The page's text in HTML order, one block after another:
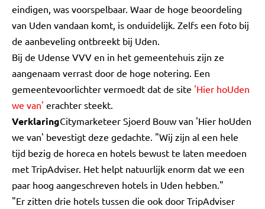
eindigen, was voorspelbaar. Waar de hoge beoordeling
van Uden vandaan komt, is onduidelijk. Zelfs een foto bij
de aanbeveling ontbreekt bij Uden.
Bij de Udense VVV en in het gemeentehuis zijn ze
aangenaam verrast door de hoge notering. Een
gemeentevoorlichter vermoedt dat de site 'Hier hoUden
we van' erachter steekt.
VerklaringCitymarketeer Sjoerd Bouw van 'Hier hoUden
we van' bevestigt deze gedachte. "Wij zijn al een hele
tijd bezig de horeca en hotels bewust te laten meedoen
met TripAdviser. Het helpt natuurlijk enorm dat we een
paar hoog aangeschreven hotels in Uden hebben."
"Er zitten drie hotels tussen die ook door TripAdviser